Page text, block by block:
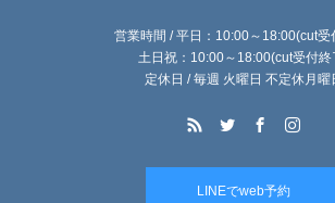
営業時間 / 平日：10:00～18:00(cut受
土日祝：10:00～18:00(cut受付終
定休日 / 毎週 火曜日 不定休月曜
LINEでweb予約